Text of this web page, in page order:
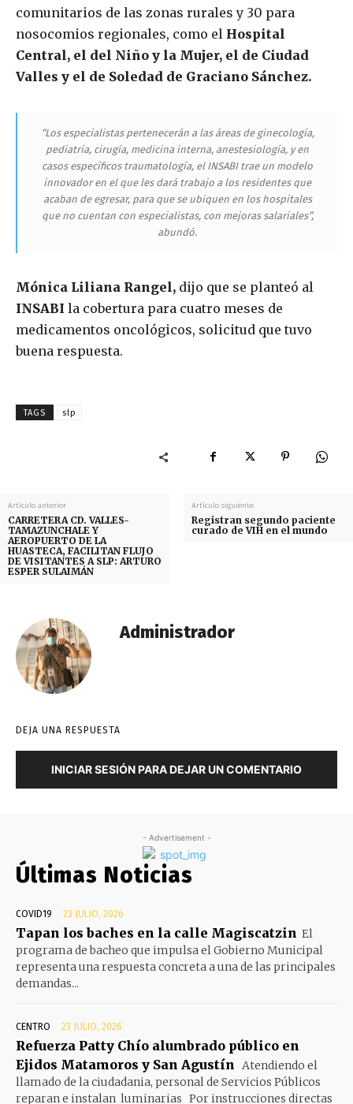
comunitarios de las zonas rurales y 30 para
nosocomios regionales, como el Hospital
Central, el del Niño y la Mujer, el de Ciudad
Valles y el de Soledad de Graciano Sánchez.
“Los especialistas pertenecerán a las áreas de ginecología,
pediatría, cirugía, medicina interna, anestesiología, y en
casos específicos traumatología, el INSABI trae un modelo
innovador en el que les dará trabajo a los residentes que
acaban de egresar, para que se ubiquen en los hospitales
que no cuentan con especialistas, con mejoras salariales”,
abundó.
Mónica Liliana Rangel, dijo que se planteó al
INSABI la cobertura para cuatro meses de
medicamentos oncológicos, solicitud que tuvo
buena respuesta.
TAGS slp
Artículo anterior
CARRETERA CD. VALLES-
TAMAZUNCHALE Y
AEROPUERTO DE LA
HUASTECA, FACILITAN FLUJO
DE VISITANTES A SLP: ARTURO
ESPER SULAIMÁN
Artículo siguiente
Registran segundo paciente
curado de VIH en el mundo
Administrador
DEJA UNA RESPUESTA
INICIAR SESIÓN PARA DEJAR UN COMENTARIO
- Advertisement -
Últimas Noticias
COVID19 23 JULIO, 2026
Tapan los baches en la calle Magiscatzin El
programa de bacheo que impulsa el Gobierno Municipal
representa una respuesta concreta a una de las principales
demandas...
CENTRO 23 JULIO, 2026
Refuerza Patty Chío alumbrado público en
Ejidos Matamoros y San Agustín Atendiendo el
llamado de la ciudadania, personal de Servicios Públicos
reparan e instalan luminarias Por instrucciones directas